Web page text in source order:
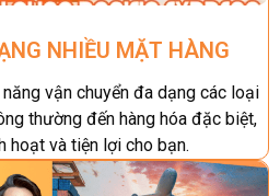
NHIỀU MẶT HÀNG
vận chuyển đa dạng các loại
thường đến hàng hóa đặc biệt,
hoạt và tiện lợi cho bạn.